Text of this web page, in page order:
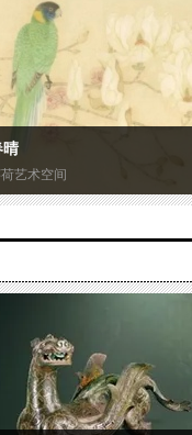
晴
艺术空间